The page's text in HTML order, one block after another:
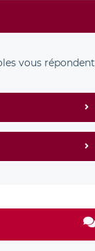
vous répondent